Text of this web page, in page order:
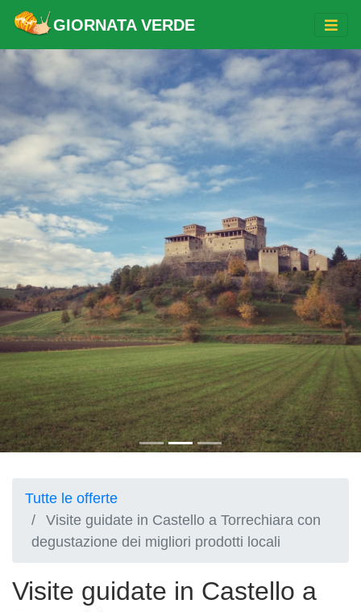
GIORNATA VERDE
Tutte le offerte
Visite guidate in Castello a Torrechiara con
degustazione dei migliori prodotti locali
Visite guidate in Castello a